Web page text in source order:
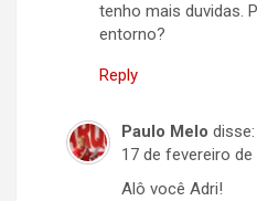
tenho mais duvidas.
entorno?
Reply
Paulo Melo disse:
17 de fevereiro de
Alô você Adri!